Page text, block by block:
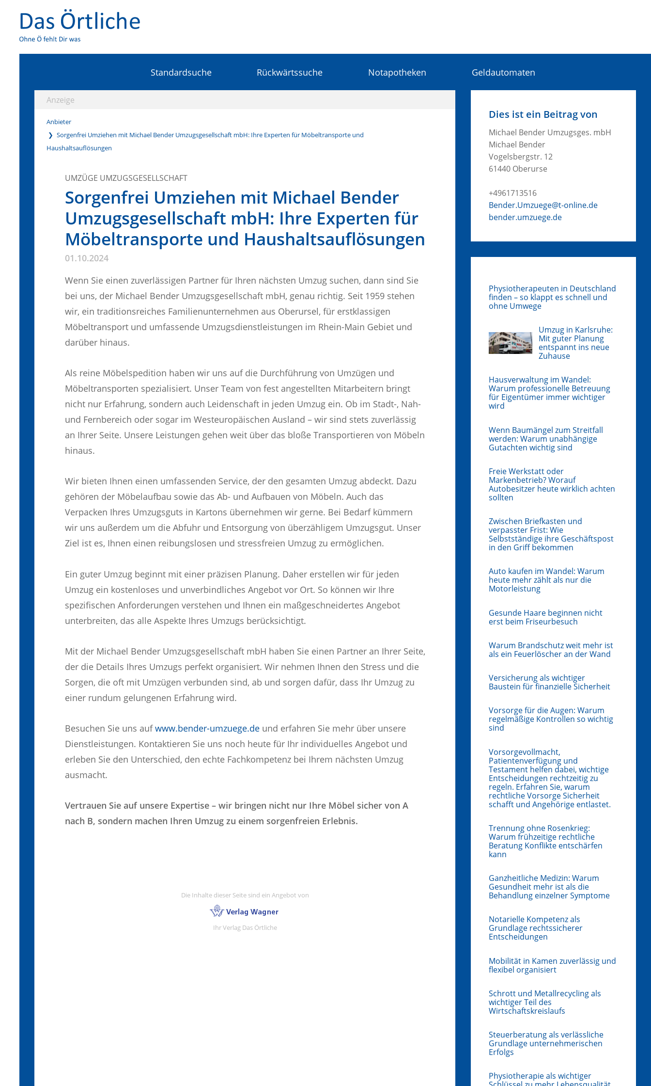
Standardsuche Rückwärtssuche Notapotheken Geldautomaten
Anzeige
Anbieter
Sorgenfrei Umziehen mit Michael Bender Umzugsgesellschaft mbH: Ihre Experten für Möbeltransporte und
Haushaltsauflösungen
UMZÜGE UMZUGSGESELLSCHAFT
Sorgenfrei Umziehen mit Michael Bender
Umzugsgesellschaft mbH: Ihre Experten für
Möbeltransporte und Haushaltsauflösungen
01.10.2024
Wenn Sie einen zuverlässigen Partner für Ihren nächsten Umzug suchen, dann sind Sie
bei uns, der Michael Bender Umzugsgesellschaft mbH, genau richtig. Seit 1959 stehen
wir, ein traditionsreiches Familienunternehmen aus Oberursel, für erstklassigen
Möbeltransport und umfassende Umzugsdienstleistungen im Rhein-Main Gebiet und
darüber hinaus.
Als reine Möbelspedition haben wir uns auf die Durchführung von Umzügen und
Möbeltransporten spezialisiert. Unser Team von fest angestellten Mitarbeitern bringt
nicht nur Erfahrung, sondern auch Leidenschaft in jeden Umzug ein. Ob im Stadt-, Nah-
und Fernbereich oder sogar im Westeuropäischen Ausland – wir sind stets zuverlässig
an Ihrer Seite. Unsere Leistungen gehen weit über das bloße Transportieren von Möbeln
hinaus.
Wir bieten Ihnen einen umfassenden Service, der den gesamten Umzug abdeckt. Dazu
gehören der Möbelaufbau sowie das Ab- und Aufbauen von Möbeln. Auch das
Verpacken Ihres Umzugsguts in Kartons übernehmen wir gerne. Bei Bedarf kümmern
wir uns außerdem um die Abfuhr und Entsorgung von überzähligem Umzugsgut. Unser
Ziel ist es, Ihnen einen reibungslosen und stressfreien Umzug zu ermöglichen.
Ein guter Umzug beginnt mit einer präzisen Planung. Daher erstellen wir für jeden
Umzug ein kostenloses und unverbindliches Angebot vor Ort. So können wir Ihre
spezifischen Anforderungen verstehen und Ihnen ein maßgeschneidertes Angebot
unterbreiten, das alle Aspekte Ihres Umzugs berücksichtigt.
Mit der Michael Bender Umzugsgesellschaft mbH haben Sie einen Partner an Ihrer Seite,
der die Details Ihres Umzugs perfekt organisiert. Wir nehmen Ihnen den Stress und die
Sorgen, die oft mit Umzügen verbunden sind, ab und sorgen dafür, dass Ihr Umzug zu
einer rundum gelungenen Erfahrung wird.
Besuchen Sie uns aufwww.bender-umzuege.deund erfahren Sie mehr über unsere
Dienstleistungen. Kontaktieren Sie uns noch heute für Ihr individuelles Angebot und
erleben Sie den Unterschied, den echte Fachkompetenz bei Ihrem nächsten Umzug
ausmacht.
Vertrauen Sie auf unsere Expertise – wir bringen nicht nur Ihre Möbel sicher von A
nach B, sondern machen Ihren Umzug zu einem sorgenfreien Erlebnis.
Dies ist ein Beitrag von
Michael Bender Umzugsges. mbH
Michael Bender
Vogelsbergstr. 12
61440 Oberurse
+4961713516
Bender.Umzuege@t-online.de
bender.umzuege.de
Physiotherapeuten in Deutschland
finden – so klappt es schnell und
ohne Umwege
Umzug in Karlsruhe:
Mit guter Planung
entspannt ins neue
Zuhause
Hausverwaltung im Wandel:
Warum professionelle Betreuung
für Eigentümer immer wichtiger
wird
Wenn Baumängel zum Streitfall
werden: Warum unabhängige
Gutachten wichtig sind
Freie Werkstatt oder
Markenbetrieb? Worauf
Autobesitzer heute wirklich achten
sollten
Zwischen Briefkasten und
verpasster Frist: Wie
Selbstständige ihre Geschäftspost
in den Griff bekommen
Auto kaufen im Wandel: Warum
heute mehr zählt als nur die
Motorleistung
Gesunde Haare beginnen nicht
erst beim Friseurbesuch
Warum Brandschutz weit mehr ist
als ein Feuerlöscher an der Wand
Versicherung als wichtiger
Baustein für finanzielle Sicherheit
Vorsorge für die Augen: Warum
regelmäßige Kontrollen so wichtig
sind
Vorsorgevollmacht,
Patientenverfügung und
Testament helfen dabei, wichtige
Entscheidungen rechtzeitig zu
regeln. Erfahren Sie, warum
rechtliche Vorsorge Sicherheit
schafft und Angehörige entlastet.
Trennung ohne Rosenkrieg:
Warum frühzeitige rechtliche
Beratung Konflikte entschärfen
kann
Ganzheitliche Medizin: Warum
Gesundheit mehr ist als die
Behandlung einzelner Symptome
Notarielle Kompetenz als
Grundlage rechtssicherer
Entscheidungen
Mobilität in Kamen zuverlässig und
flexibel organisiert
Schrott und Metallrecycling als
wichtiger Teil des
Wirtschaftskreislaufs
Steuerberatung als verlässliche
Grundlage unternehmerischen
Erfolgs
Physiotherapie als wichtiger